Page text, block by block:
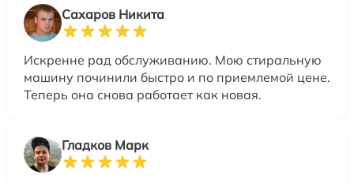
Сахаров Никита
Искренне рад обслуживанию. Мою стиральную
машину починили быстро и по приемлемой цене.
Теперь она снова работает как новая.
Гладков Марк